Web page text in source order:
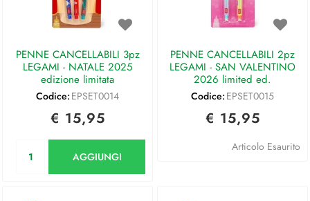
PENNE CANCELLABILI 3pz
LEGAMI - NATALE 2025
edizione limitata
Codice: EPSET0014
€ 15,95
AGGIUNGI
PENNE CANCELLABILI 2pz
LEGAMI - SAN VALENTINO
2026 limited ed.
Codice: EPSET0015
€ 15,95
Articolo Esaurito